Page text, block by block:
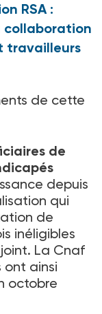
RSA :
collaboration
travailleurs
de cette
de
depuis
qui
de
inéligibles
La Cnaf
ont ainsi
octobre